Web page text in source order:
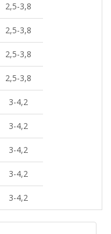
2,5-3,8
2,5-3,8
2,5-3,8
2,5-3,8
3-4,2
3-4,2
3-4,2
3-4,2
3-4,2